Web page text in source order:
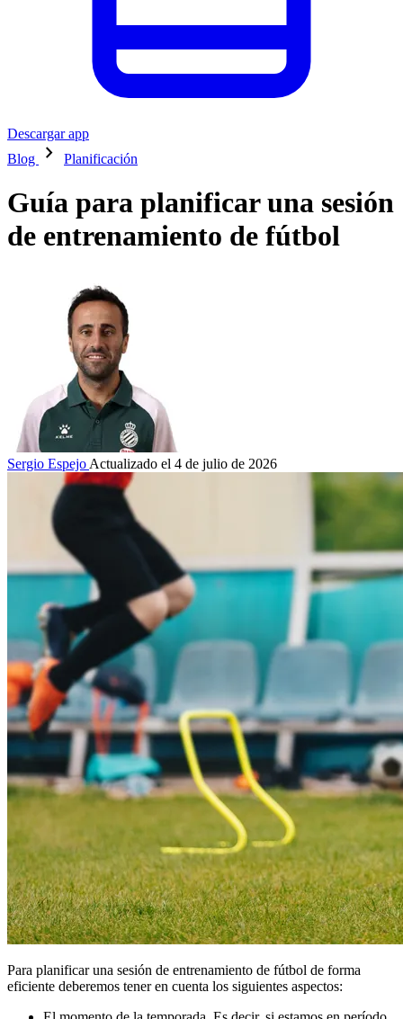
Descargar app
Blog
chevron_right Planificación
Guía para planificar una sesión
de entrenamiento de fútbol
Sergio Espejo Actualizado el 4 de julio de 2026
Para planificar una sesión de entrenamiento de fútbol de forma
eficiente deberemos tener en cuenta los siguientes aspectos: